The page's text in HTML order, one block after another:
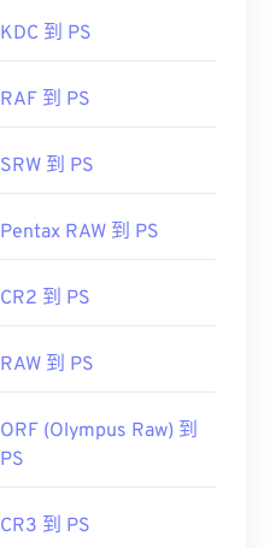
KDC 到 PS
RAF 到 PS
SRW 到 PS
Pentax RAW 到 PS
CR2 到 PS
RAW 到 PS
ORF (Olympus Raw) 到
PS
CR3 到 PS